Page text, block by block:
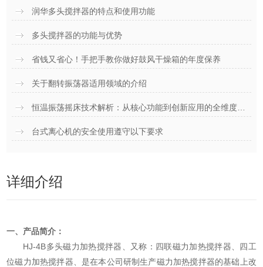
润华多头搅拌器的特点和使用功能
多头搅拌器的功能与优势
省钱又省心！手把手教你做好鼓风干燥箱的年度保养
关于翻转振荡器适用领域的介绍
恒温振荡摇床技术解析：从核心功能到创新应用的全维度探索
台式离心机的安全使用遵守以下要求
详细介绍
一、产品简介：
HJ-4B多头磁力加热搅拌器、又称：四联磁力加热搅拌器、四工
位磁力加热搅拌器、是在本公司研制生产磁力加热搅拌器的基础上改